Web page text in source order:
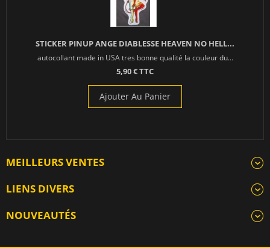
STICKER PINUP ANGE DIABLESSE HEAVEN NO HELL...
autocollant made in USA tres bonne qualité la couleur du...
5,90 € TTC
Ajouter Au Panier
MEILLEURS VENTES
LIENS DIVERS
NOUVEAUTÉS